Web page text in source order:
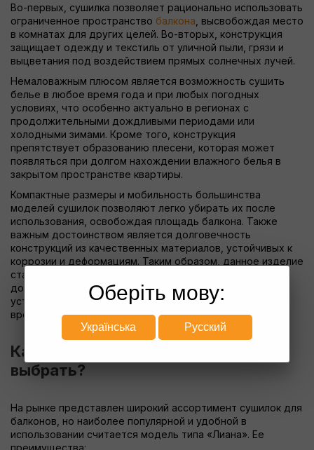
Во-первых, сушилка позволяет рационально использовать
ограниченное пространство балкона , высвобождая место
в комнатах для других целей. Во-вторых, конструкция
защищает одежду и текстиль от уличной пыли, грязи и
выцветания под воздействием прямых солнечных лучей.
Немаловажным плюсом является возможность сушить
белье в любое время года и при любых погодных
условиях, что особенно актуально в регионах с
продолжительными дождливыми периодами или
холодными зимами. Кроме того, конструкция
препятствует образованию плесени, которая может
появляться при долгом нахождении влажного белья в
закрытом пространстве квартиры.
Компактные размеры и мобильность большинства
моделей сушилок позволяют легко убирать их после
использования, освобождая площадь балкона. Также
важным достоинством является долговечность
конструкций из качественных материалов, устойчивых к
коррозии и деформациям. Таким образом, данное изделие
становится не просто функциональным, но и удобным
дополнением к современному быту. Тем более, что
установка потолочной сушилки не занимает много
времени — с процессом справится даже новичок.
Какую модель для сушки лучше
выбрать?
На рынке представлен широкий ассортимент сушилок для
балконов, но наиболее популярной и удобной в
использовании считается модель типа «Лиана». Ее
преимущества:
Оберіть мову:
Українська Русский